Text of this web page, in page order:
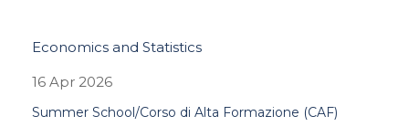
Economics and Statistics
16 Apr 2026
Summer School/Corso di Alta Formazione (CAF)